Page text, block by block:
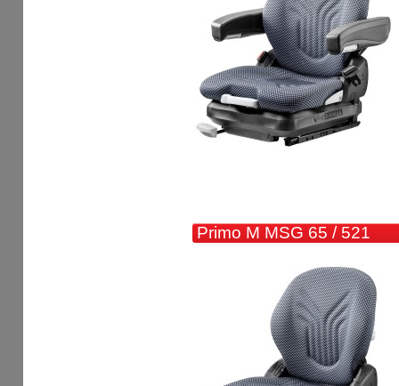
Primo M MSG 65 / 521